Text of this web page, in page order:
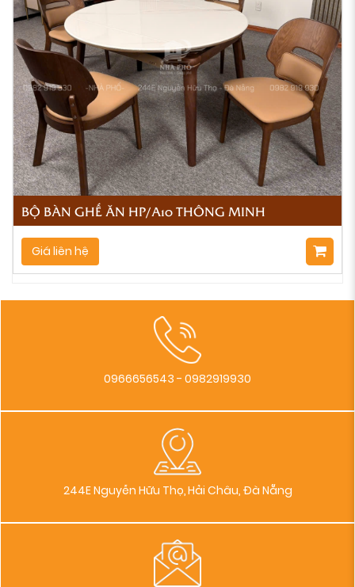
BỘ BÀN GHẾ ĂN HP/A10 THÔNG MINH
Giá liên hệ
0966656543 - 0982919930
244E Nguyễn Hữu Thọ, Hải Châu, Đà Nẵng